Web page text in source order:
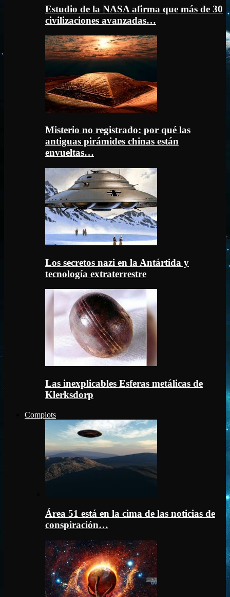
Estudio de la NASA afirma que más de 30
civilizaciones avanzadas…
Misterio no registrado: por qué las
antiguas pirámides chinas están
envueltas…
Los secretos nazi en la Antártida y
tecnología extraterrestre
Las inexplicables Esferas metálicas de
Klerksdorp
Complots
Área 51 está en la cima de las noticias de
conspiración…